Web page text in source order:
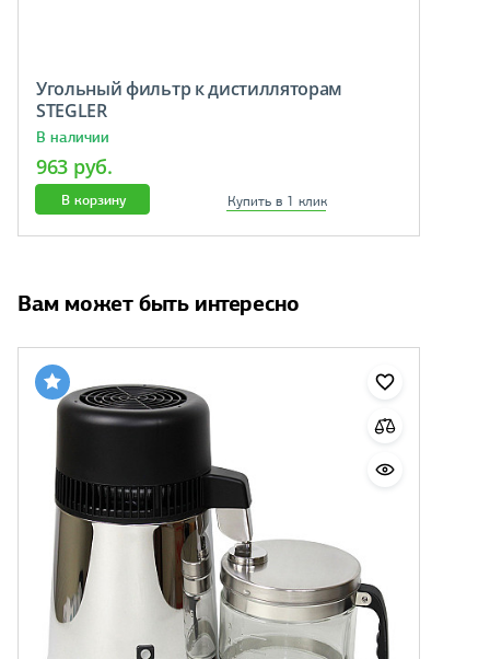
Угольный фильтр к дистилляторам
STEGLER
В наличии
963 руб.
В корзину Купить в 1 клик
Вам может быть интересно